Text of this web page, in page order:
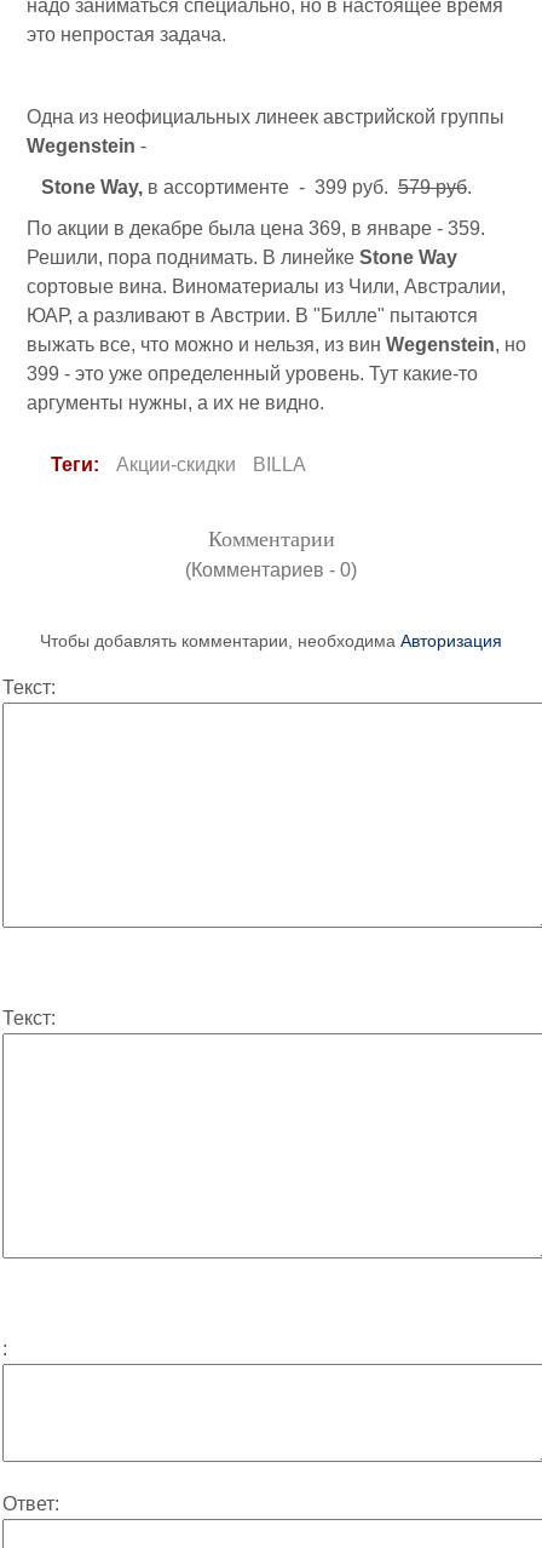
надо заниматься специально, но в настоящее время
это непростая задача.
Одна из неофициальных линеек австрийской группы
Wegenstein -
Stone Way, в ассортименте - 399 руб. 579 руб.
По акции в декабре была цена 369, в январе - 359.
Решили, пора поднимать. В линейке Stone Way
сортовые вина. Виноматериалы из Чили, Австралии,
ЮАР, а разливают в Австрии. В "Билле" пытаются
выжать все, что можно и нельзя, из вин Wegenstein, но
399 - это уже определенный уровень. Тут какие-то
аргументы нужны, а их не видно.
Теги: Акции-скидки BILLA
Комментарии
(Комментариев - 0)
Чтобы добавлять комментарии, необходима Авторизация
Текст:
Текст:
:
Ответ: